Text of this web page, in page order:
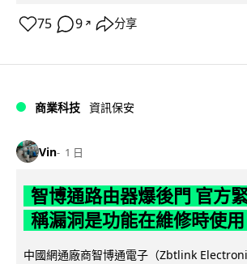
75 9 ↗ 分享
商業科技 資訊保安
Vin 1 日
智博通路由器爆後門 官方
稱漏洞是功能在維修時使用
中國網通廠商智博通電子（Zbtlink